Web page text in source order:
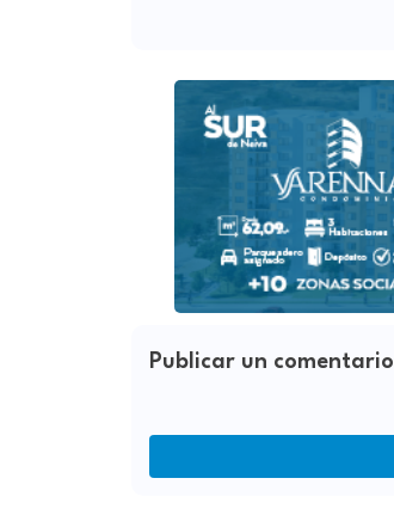
Publicar un comentario